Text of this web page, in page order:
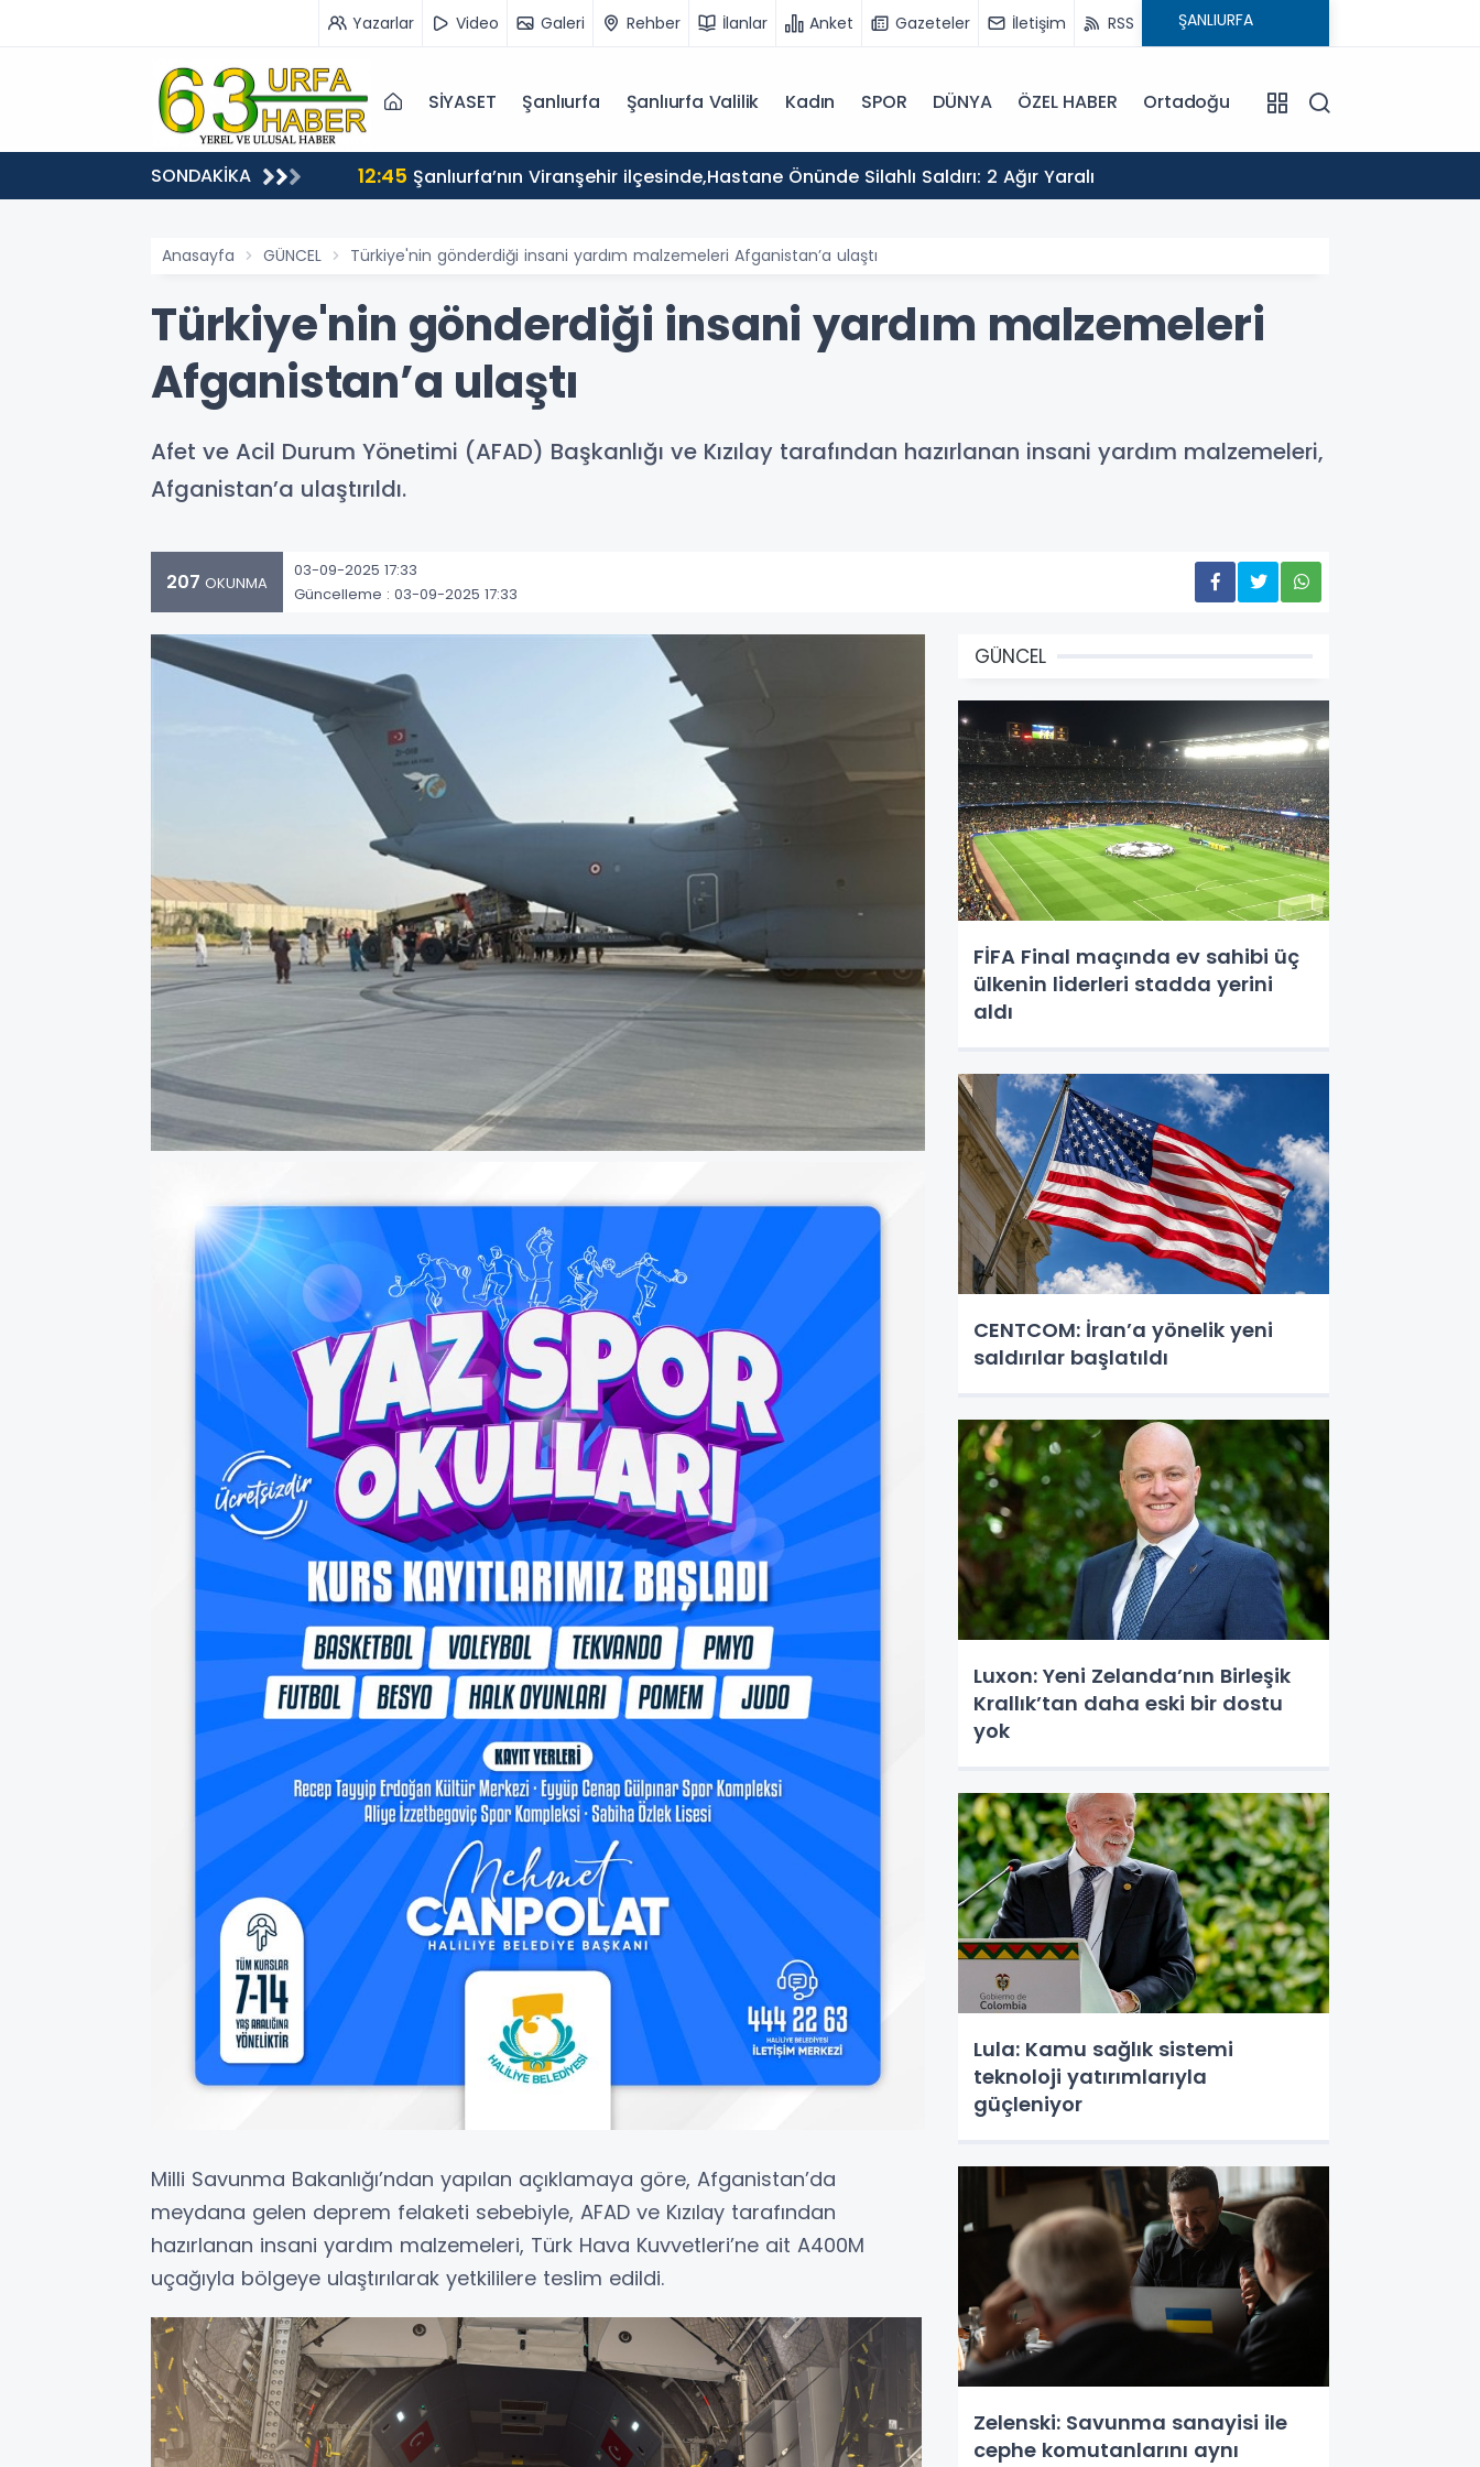
Yazarlar Video Galeri Rehber İlanlar Anket Gazeteler İletişim RSS
SİYASET Şanlıurfa Şanlıurfa Valilik Kadın SPOR DÜNYA ÖZEL HABER Ortadoğu
SONDAKİKA 12:45 Şanlıurfa’nın Viranşehir ilçesinde,Hastane Önünde Silahlı Saldırı: 2 Ağır Yaralı
Anasayfa GÜNCEL Türkiye'nin gönderdiği insani yardım malzemeleri Afganistan’a ulaştı
Türkiye'nin gönderdiği insani yardım malzemeleri
Afganistan’a ulaştı
Afet ve Acil Durum Yönetimi (AFAD) Başkanlığı ve Kızılay tarafından hazırlanan insani yardım malzemeleri,
Afganistan’a ulaştırıldı.
207 OKUNMA
03-09-2025 17:33
Güncelleme : 03-09-2025 17:33
Milli Savunma Bakanlığı’ndan yapılan açıklamaya göre, Afganistan’da
meydana gelen deprem felaketi sebebiyle, AFAD ve Kızılay tarafından
hazırlanan insani yardım malzemeleri, Türk Hava Kuvvetleri’ne ait A400M
uçağıyla bölgeye ulaştırılarak yetkililere teslim edildi.
GÜNCEL
FİFA Final maçında ev sahibi üç
ülkenin liderleri stadda yerini
aldı
CENTCOM: İran’a yönelik yeni
saldırılar başlatıldı
Luxon: Yeni Zelanda’nın Birleşik
Krallık’tan daha eski bir dostu
yok
Lula: Kamu sağlık sistemi
teknoloji yatırımlarıyla
güçleniyor
Zelenski: Savunma sanayisi ile
cephe komutanlarını aynı